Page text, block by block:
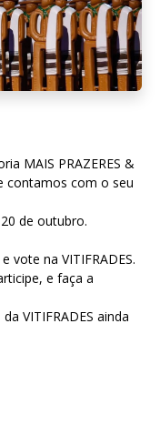
MAIS PRAZERES &
contamos com o seu
de outubro.
e vote na VITIFRADES.
e faça a
VITIFRADES ainda